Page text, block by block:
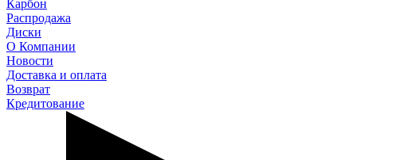
Карбон
Распродажа
Диски
О Компании
Новости
Доставка и оплата
Возврат
Кредитование